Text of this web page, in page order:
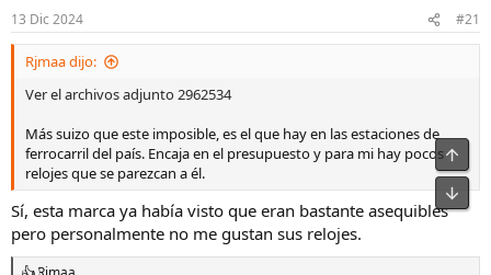
n
e
13 Dic 2024 #21
Rjmaa dijo:
Ver el archivos adjunto 2962534
Más suizo que este imposible, es el que hay en las estaciones de
ferrocarril del país. Encaja en el presupuesto y para mi hay pocos
relojes que se parezcan a él.
Sí, esta marca ya había visto que eran bastante asequibles
pero personalmente no me gustan sus relojes.
Pie